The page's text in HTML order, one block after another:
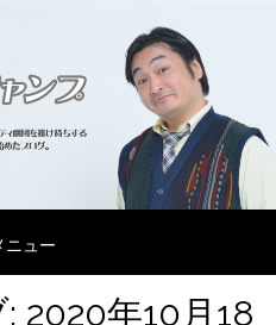
ニュー
2020年10月18